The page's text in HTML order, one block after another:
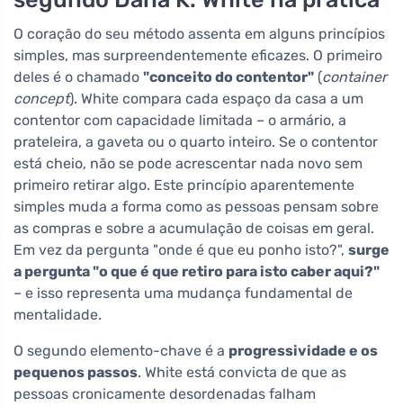
O coração do seu método assenta em alguns princípios
simples, mas surpreendentemente eficazes. O primeiro
deles é o chamado "conceito do contentor" (container
concept). White compara cada espaço da casa a um
contentor com capacidade limitada – o armário, a
prateleira, a gaveta ou o quarto inteiro. Se o contentor
está cheio, não se pode acrescentar nada novo sem
primeiro retirar algo. Este princípio aparentemente
simples muda a forma como as pessoas pensam sobre
as compras e sobre a acumulação de coisas em geral.
Em vez da pergunta "onde é que eu ponho isto?", surge
a pergunta "o que é que retiro para isto caber aqui?"
– e isso representa uma mudança fundamental de
mentalidade.
O segundo elemento-chave é a progressividade e os
pequenos passos. White está convicta de que as
pessoas cronicamente desordenadas falham